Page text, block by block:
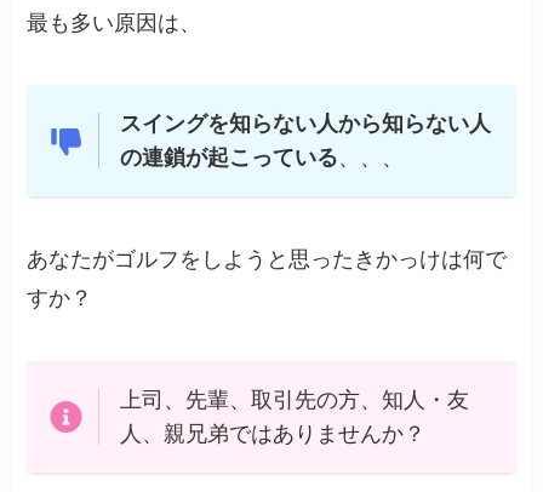
最も多い原因は、
スイングを知らない人から知らない人
の連鎖が起こっている、、、
あなたがゴルフをしようと思ったきかっけは何で
すか？
上司、先輩、取引先の方、知人・友
人、親兄弟ではありませんか？